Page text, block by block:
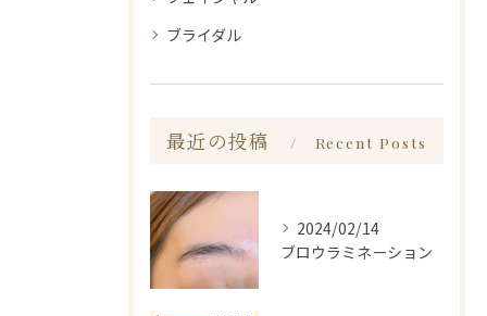
ブライダル
最近の投稿 Recent Posts
2024/02/14
ブロウラミネーション